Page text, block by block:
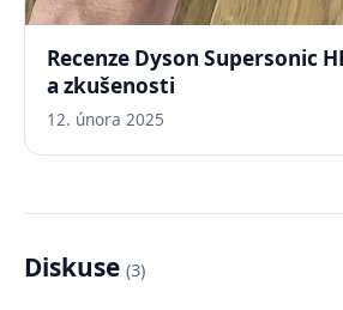
Recenze Dyson Supersonic
a zkušenosti
12. února 2025
Diskuse (3)